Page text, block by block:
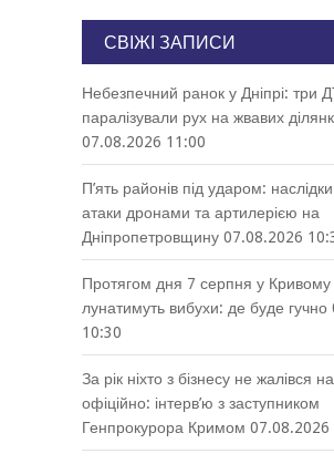
СВІЖІ ЗАПИСИ
Небезпечний ранок у Дніпрі: три
паралізували рух на жвавих
07.08.2026 11:00
П’ять районів під ударом: наслідки
атаки дронами та артилерією на
Дніпропетровщину 07.08.2026
Протягом дня 7 серпня у Кривому
лунатимуть вибухи: де буде гучно
10:30
За рік ніхто з бізнесу не жалівся
офіційно: інтерв’ю з заступником
Генпрокурора Кримом 07.08.2026